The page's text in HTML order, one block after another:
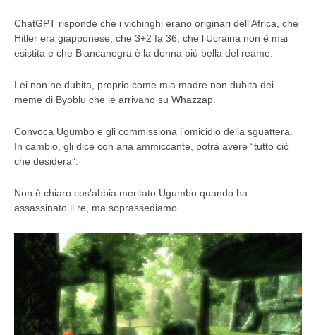
ChatGPT risponde che i vichinghi erano originari dell’Africa, che
Hitler era giapponese, che 3+2 fa 36, che l’Ucraina non è mai
esistita e che Biancanegra è la donna più bella del reame.
Lei non ne dubita, proprio come mia madre non dubita dei
meme di Byoblu che le arrivano su Whazzap.
Convoca Ugumbo e gli commissiona l’omicidio della sguattera.
In cambio, gli dice con aria ammiccante, potrà avere “tutto ciò
che desidera”.
Non è chiaro cos’abbia meritato Ugumbo quando ha
assassinato il re, ma soprassediamo.